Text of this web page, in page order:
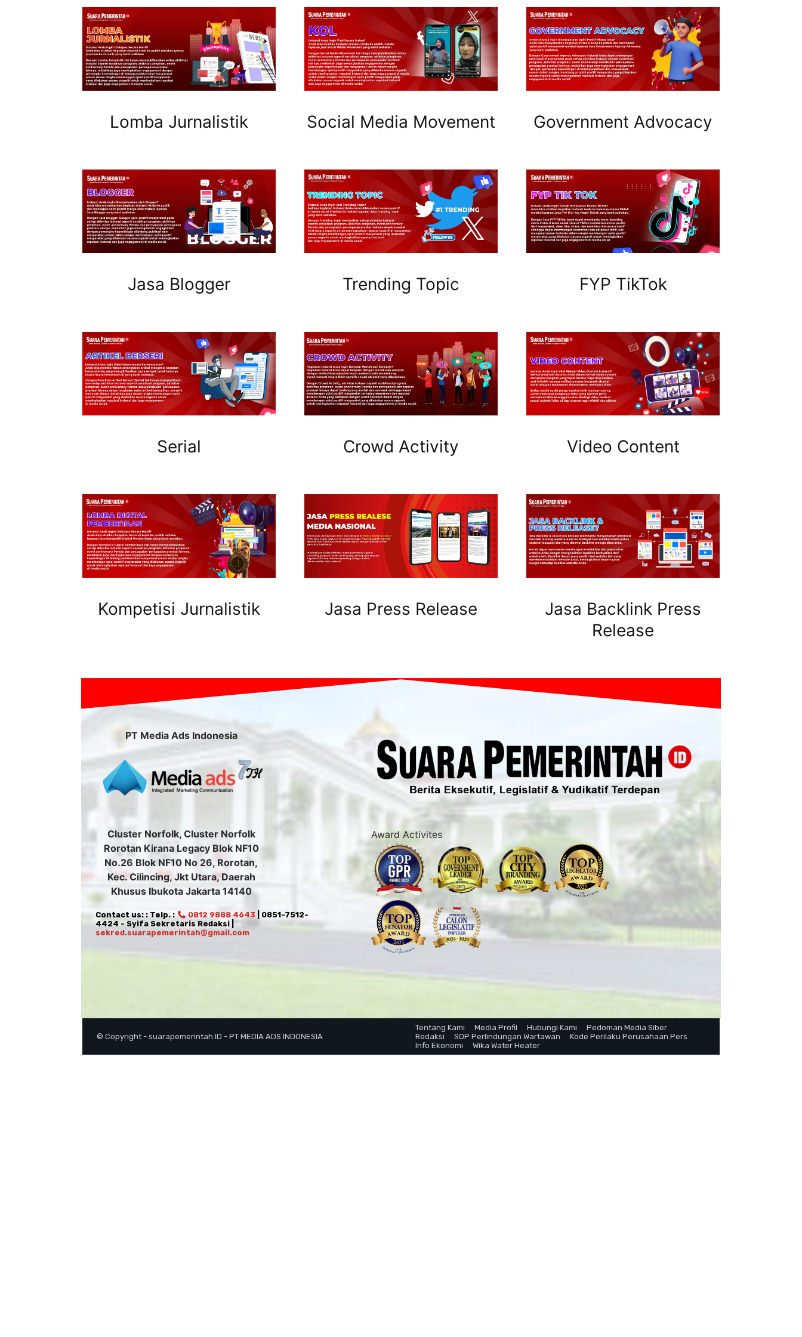
Lomba Jurnalistik
Jasa Blogger
Serial
Kompetisi Jurnalistik
Social Media Movement
Trending Topic
Crowd Activity
Jasa Press Release
Government Advocacy
FYP TikTok
Video Content
Jasa Backlink Press
Release
PT Media Ads Indonesia
Cluster Norfolk, Cluster Norfolk
Rorotan Kirana Legacy Blok NF10
No.26 Blok NF10 No 26, Rorotan,
Kec. Cilincing, Jkt Utara, Daerah
Khusus Ibukota Jakarta 14140
Contact us: : Telp. : 0812 9888 4643 | 0851-7512-
4424 - Syifa Sekretaris Redaksi |
sekred.suarapemerintah@gmail.com
Award Activites
© Copyright - suarapemerintah.ID - PT MEDIA ADS INDONESIA
Tentang Kami Media Profil Hubungi Kami
Pedoman Media Siber
Redaksi
SOP Perlindungan Wartawan
Kode Perilaku Perusahaan Pers
Info Ekonomi
Wika Water Heater